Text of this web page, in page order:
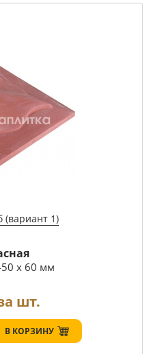
(вариант 1)
х 60 мм
шт.
В КОРЗИНУ